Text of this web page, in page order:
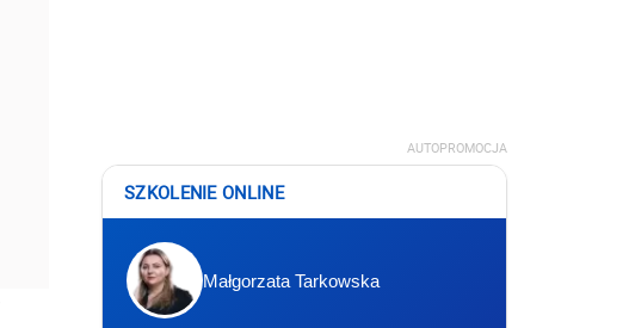
AUTOPROMOCJA
SZKOLENIE ONLINE
Małgorzata Tarkowska